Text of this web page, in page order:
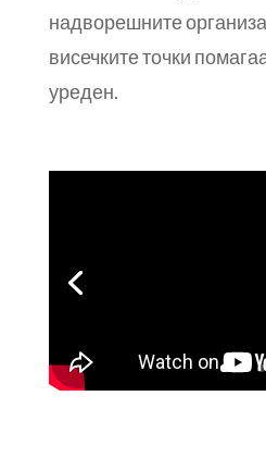
надворешните
висечките точки
уреден.